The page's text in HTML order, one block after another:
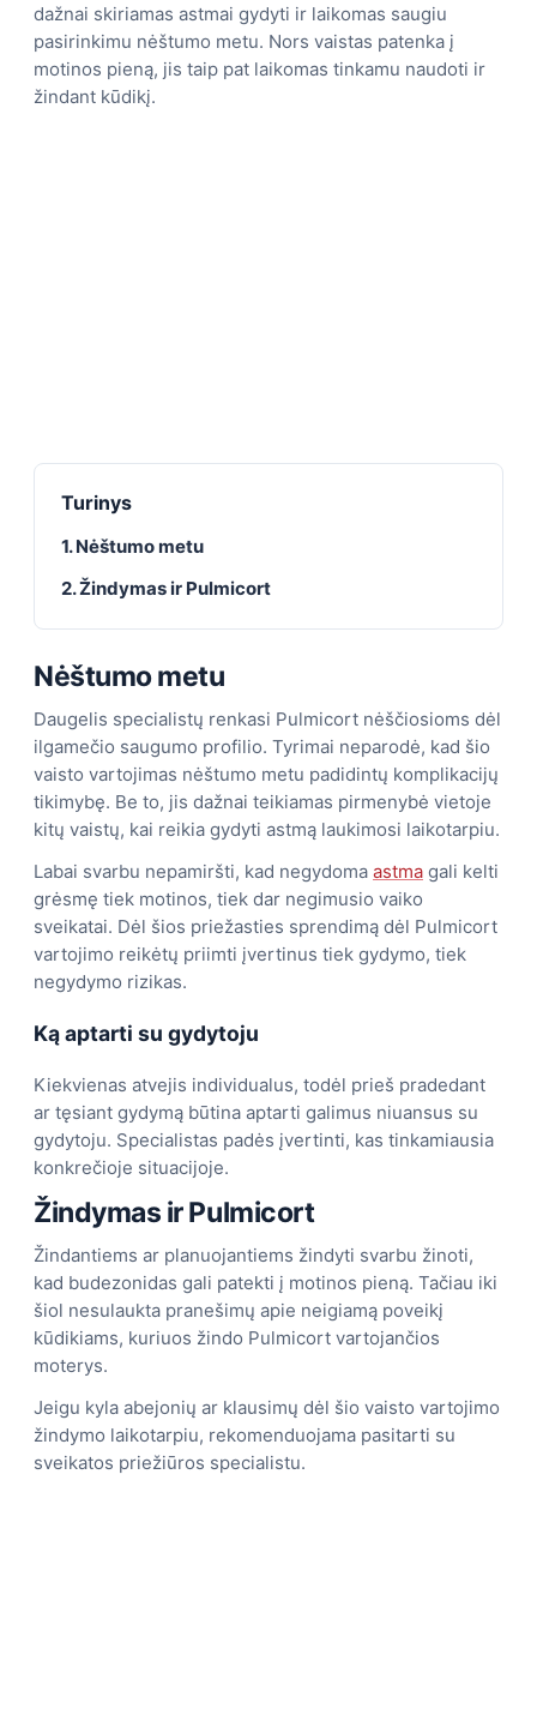
dažnai skiriamas astmai gydyti ir laikomas saugiu
pasirinkimu nėštumo metu. Nors vaistas patenka į
motinos pieną, jis taip pat laikomas tinkamu naudoti ir
žindant kūdikį.
Turinys
1. Nėštumo metu
2. Žindymas ir Pulmicort
Nėštumo metu
Daugelis specialistų renkasi Pulmicort nėščiosioms dėl
ilgamečio saugumo profilio. Tyrimai neparodė, kad šio
vaisto vartojimas nėštumo metu padidintų komplikacijų
tikimybę. Be to, jis dažnai teikiamas pirmenybė vietoje
kitų vaistų, kai reikia gydyti astmą laukimosi laikotarpiu.
Labai svarbu nepamiršti, kad negydoma astma gali kelti
grėsmę tiek motinos, tiek dar negimusio vaiko
sveikatai. Dėl šios priežasties sprendimą dėl Pulmicort
vartojimo reikėtų priimti įvertinus tiek gydymo, tiek
negydymo rizikas.
Ką aptarti su gydytoju
Kiekvienas atvejis individualus, todėl prieš pradedant
ar tęsiant gydymą būtina aptarti galimus niuansus su
gydytoju. Specialistas padės įvertinti, kas tinkamiausia
konkrečioje situacijoje.
Žindymas ir Pulmicort
Žindantiems ar planuojantiems žindyti svarbu žinoti,
kad budezonidas gali patekti į motinos pieną. Tačiau iki
šiol nesulaukta pranešimų apie neigiamą poveikį
kūdikiams, kuriuos žindo Pulmicort vartojančios
moterys.
Jeigu kyla abejonių ar klausimų dėl šio vaisto vartojimo
žindymo laikotarpiu, rekomenduojama pasitarti su
sveikatos priežiūros specialistu.